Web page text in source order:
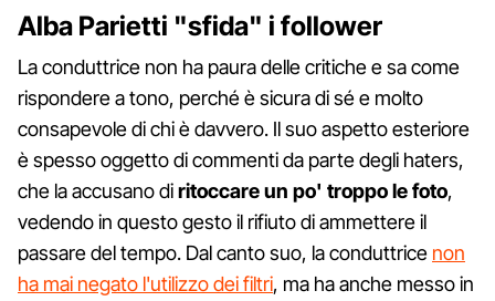
Alba Parietti "sfida" i follower
La conduttrice non ha paura delle critiche e sa come
rispondere a tono, perché è sicura di sé e molto
consapevole di chi è davvero. Il suo aspetto esteriore
è spesso oggetto di commenti da parte degli haters,
che la accusano diritoccare un po' troppo le foto,
vedendo in questo gesto il rifiuto di ammettere il
passare del tempo. Dal canto suo, la conduttrice non
ha mai negato l'utilizzo dei filtri, ma ha anche messo in